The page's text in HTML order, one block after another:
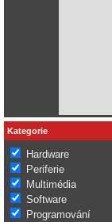
Kategorie
Hardware
Periferie
Multimédia
Software
Programování